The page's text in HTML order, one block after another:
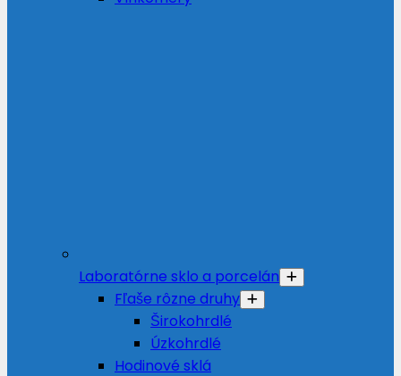
Laboratórne sklo a porcelán
Fľaše rôzne druhy
Širokohrdlé
Úzkohrdlé
Hodinové sklá